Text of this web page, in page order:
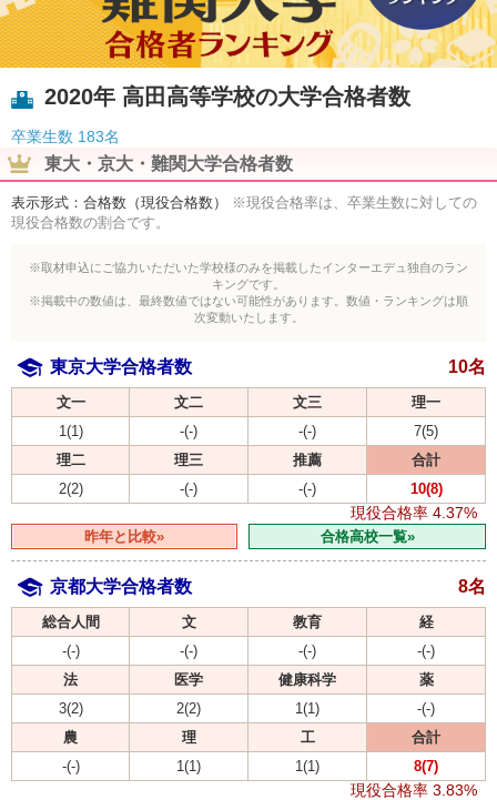
2020年 高田高等学校の大学合格者数
卒業生数 183名
東大・京大・難関大学合格者数
表示形式：合格数（現役合格数）
※現役合格率は、卒業生数に対しての
現役合格数の割合です。
※取材申込にご協力いただいた学校様のみを掲載したインターエデュ独自のラン
キングです。
※掲載中の数値は、最終数値ではない可能性があります。数値・ランキングは順
次変動いたします。
東京大学合格者数 10名
文一 文二 文三
理一
1(1)
-(-) -(-)
7(5)
理二
理三 推薦
合計
2(2)
-(-) -(-) 10(8)
現役合格率 4.37%
昨年と比較» 合格高校一覧»
京都大学合格者数 8名
総合人間 文 教育
経
-(-)
-(-) -(-)
-(-)
法
医学 健康科学
薬
3(2)
2(2) 1(1)
-(-)
農
理 工
合計
-(-)
1(1) 1(1) 8(7)
現役合格率 3.83%